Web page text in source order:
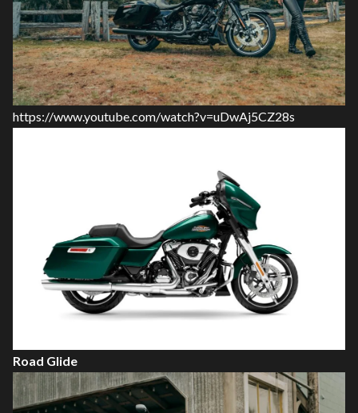
https://www.youtube.com/watch?v=uDwAj5CZ28s
Road Glide